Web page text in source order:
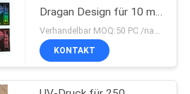
109
Dragan Design für 10 ml
zum Testen von
Enanthate
Verhandelbar MOQ:50 PC /name
KONTAKT